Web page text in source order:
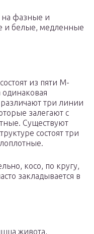
на фазные и
и белые, медленные
из пяти М-
три линии
залегают с
Существуют
состоят три
косо, по кругу,
закладывается в
живота,